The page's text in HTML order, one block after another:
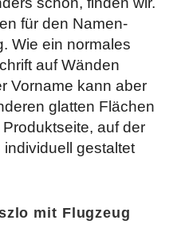
für den Namen-
Wie ein normales
auf Wänden
Vorname kann aber
glatten Flächen
auf der
gestaltet
mit Flugzeug